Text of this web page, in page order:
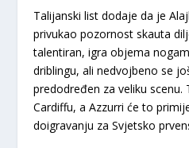
Talijanski list dodaje da je
privukao pozornost skauta
talentiran, igra objema
driblingu, ali nedvojbeno se
predodređen za veliku scenu.
Cardiffu, a Azzurri će to
doigravanju za Svjetsko